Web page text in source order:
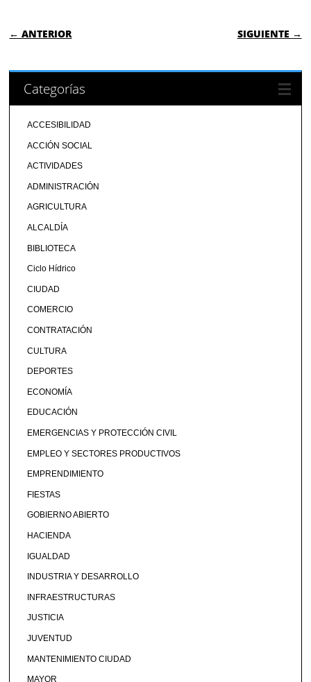
NAVEGACIÓN DE ENTRADAS
← ANTERIOR SIGUIENTE →
Categorías
ACCESIBILIDAD
ACCIÓN SOCIAL
ACTIVIDADES
ADMINISTRACIÓN
AGRICULTURA
ALCALDÍA
BIBLIOTECA
Ciclo Hídrico
CIUDAD
COMERCIO
CONTRATACIÓN
CULTURA
DEPORTES
ECONOMÍA
EDUCACIÓN
EMERGENCIAS Y PROTECCIÓN CIVIL
EMPLEO Y SECTORES PRODUCTIVOS
EMPRENDIMIENTO
FIESTAS
GOBIERNO ABIERTO
HACIENDA
IGUALDAD
INDUSTRIA Y DESARROLLO
INFRAESTRUCTURAS
JUSTICIA
JUVENTUD
MANTENIMIENTO CIUDAD
MAYOR